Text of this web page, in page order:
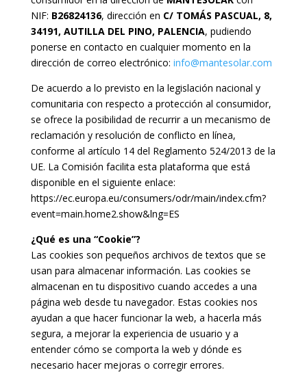
NIF: B26824136, dirección en C/ TOMÁS PASCUAL, 8,
34191, AUTILLA DEL PINO, PALENCIA, pudiendo
ponerse en contacto en cualquier momento en la
dirección de correo electrónico: info@mantesolar.com
De acuerdo a lo previsto en la legislación nacional y
comunitaria con respecto a protección al consumidor,
se ofrece la posibilidad de recurrir a un mecanismo de
reclamación y resolución de conflicto en línea,
conforme al artículo 14 del Reglamento 524/2013 de la
UE. La Comisión facilita esta plataforma que está
disponible en el siguiente enlace:
https://ec.europa.eu/consumers/odr/main/index.cfm?
event=main.home2.show&lng=ES
¿Qué es una “Cookie”?
Las cookies son pequeños archivos de textos que se
usan para almacenar información. Las cookies se
almacenan en tu dispositivo cuando accedes a una
página web desde tu navegador. Estas cookies nos
ayudan a que hacer funcionar la web, a hacerla más
segura, a mejorar la experiencia de usuario y a
entender cómo se comporta la web y dónde es
necesario hacer mejoras o corregir errores.